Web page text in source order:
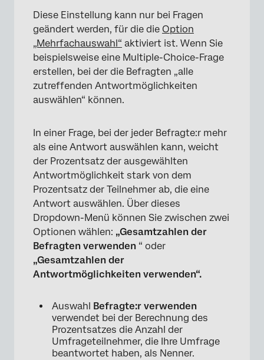
Diese Einstellung kann nur bei Fragen
geändert werden, für die die Option
„Mehrfachauswahl“ aktiviert ist. Wenn Sie
beispielsweise eine Multiple-Choice-Frage
erstellen, bei der die Befragten „alle
zutreffenden Antwortmöglichkeiten
auswählen“ können.
In einer Frage, bei der jeder Befragte:r mehr
als eine Antwort auswählen kann, weicht
der Prozentsatz der ausgewählten
Antwortmöglichkeit stark von dem
Prozentsatz der Teilnehmer ab, die eine
Antwort auswählen. Über dieses
Dropdown-Menü können Sie zwischen zwei
Optionen wählen: „Gesamtzahlen der
Befragten verwenden “ oder
„Gesamtzahlen der
Antwortmöglichkeiten verwenden“.
Auswahl
Befragte:r verwenden
verwendet bei der Berechnung des
Prozentsatzes die Anzahl der
Umfrageteilnehmer, die Ihre Umfrage
beantwortet haben, als Nenner.